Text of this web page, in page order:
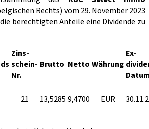
Rechts) vom 29. November 2023
berechtigten Anteile eine Dividende zu
Zins-
schein-
Nr.
Brutto Netto Währung
Ex-
21 13,5285 9,4700 EUR